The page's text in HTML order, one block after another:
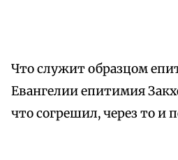
Что служит образцом
Евангелии епитимия
что согрешил, через то и